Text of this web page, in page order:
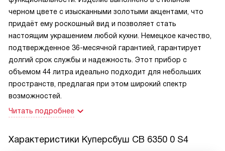
черном цвете с изысканными золотыми акцентами, что
придаёт ему роскошный вид и позволяет стать
настоящим украшением любой кухни. Немецкое качество,
подтвержденное 36-месячной гарантией, гарантирует
долгий срок службы и надежность. Этот прибор с
объемом 44 литра идеально подходит для небольших
пространств, предлагая при этом широкий спектр
возможностей.
Читать подробнее
Характеристики Куперсбуш CB 6350 0 S4